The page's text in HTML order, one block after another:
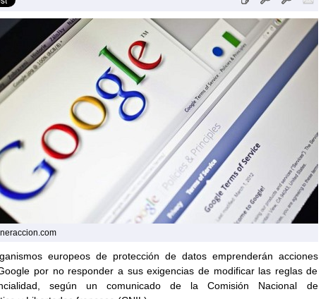
europeos de protección de datos emprenderán acciones
por no responder a sus exigencias de modificar las reglas de
según un comunicado de la Comisión Nacional de